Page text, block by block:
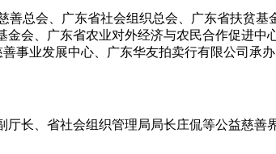
总会、广东省社会组织总会、广东省扶贫基
会、广东省农业对外经济与农民合作促进中
事业发展中心、广东华友拍卖行有限公司承办
、省社会组织管理局局长庄侃等公益慈善